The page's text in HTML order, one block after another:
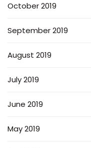
October 2019
September 2019
August 2019
July 2019
June 2019
May 2019